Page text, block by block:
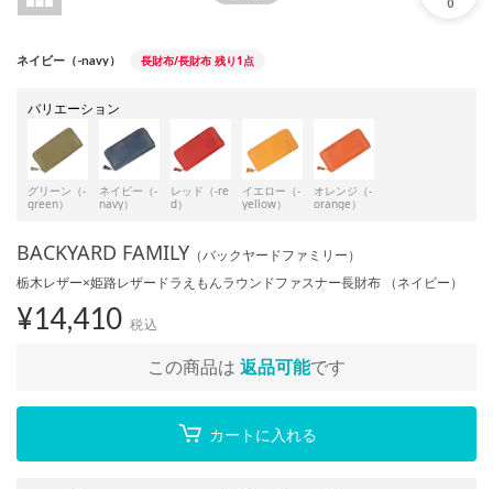
ネイビー（-navy） 長財布/長財布 残り1点
バリエーション
グリーン（-
green）
ネイビー（-
navy）
レッド（-re
d）
イエロー（-
yellow）
オレンジ（-
orange）
BACKYARD FAMILY （バックヤードファミリー）
栃木レザー×姫路レザードラえもんラウンドファスナー長財布 （ネイビー）
¥14,410 税込
この商品は 返品可能です
カートに入れる